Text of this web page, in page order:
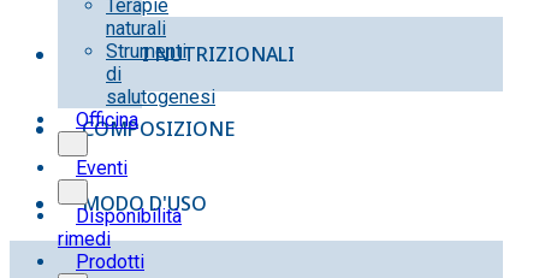
Terapie
naturali
Strumenti
di
salutogenesi
Officina
Eventi
Disponibilità
rimedi
Prodotti
VALORI NUTRIZIONALI
COMPOSIZIONE
MODO D'USO